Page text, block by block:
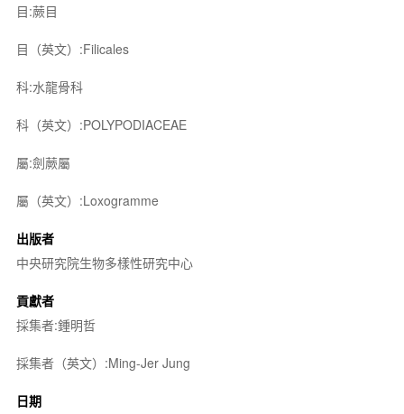
目:蕨目
目（英文）:Filicales
科:水龍骨科
科（英文）:POLYPODIACEAE
屬:劍蕨屬
屬（英文）:Loxogramme
出版者
中央研究院生物多樣性研究中心
貢獻者
採集者:鍾明哲
採集者（英文）:Ming-Jer Jung
日期